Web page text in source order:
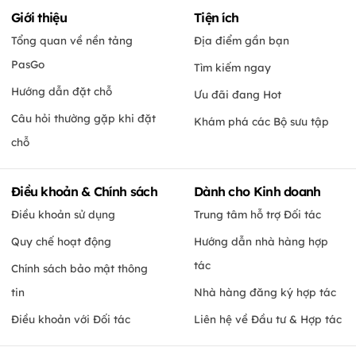
Giới thiệu
Tổng quan về nền tảng
PasGo
Hướng dẫn đặt chỗ
Câu hỏi thường gặp khi đặt
chỗ
Tiện ích
Địa điểm gần bạn
Tìm kiếm ngay
Ưu đãi đang Hot
Khám phá các Bộ sưu tập
Điều khoản & Chính sách
Điều khoản sử dụng
Quy chế hoạt động
Chính sách bảo mật thông
tin
Điều khoản với Đối tác
Dành cho Kinh doanh
Trung tâm hỗ trợ Đối tác
Hướng dẫn nhà hàng hợp
tác
Nhà hàng đăng ký hợp tác
Liên hệ về Đầu tư & Hợp tác